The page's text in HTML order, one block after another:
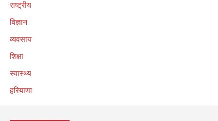
राष्ट्रीय
विज्ञान
व्यवसाय
शिक्षा
स्वास्थ्य
हरियाणा